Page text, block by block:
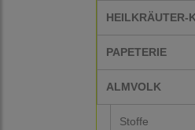
HEILKRÄUTER-
PAPETERIE
ALMVOLK
Stoffe